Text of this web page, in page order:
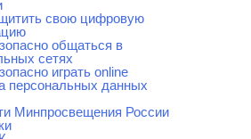
свою цифровую
общаться в
сетях
играть online
персональных данных
Минпросвещения России